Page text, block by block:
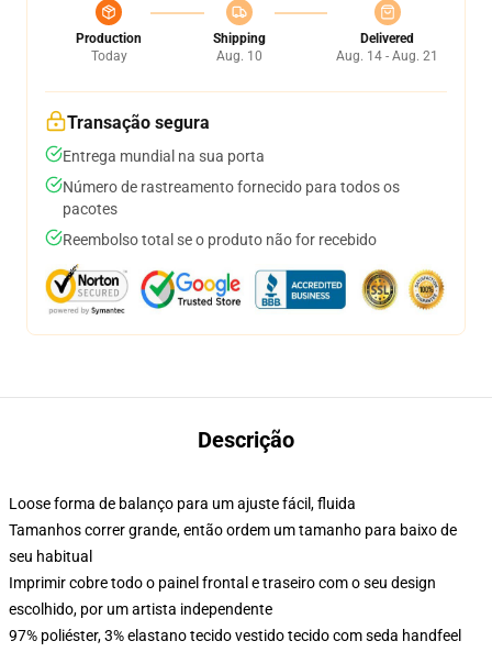
Production
Today
Shipping
Aug. 10
Delivered
Aug. 14 - Aug. 21
Transação segura
Entrega mundial na sua porta
Número de rastreamento fornecido para todos os
pacotes
Reembolso total se o produto não for recebido
Descrição
Loose forma de balanço para um ajuste fácil, fluida
Tamanhos correr grande, então ordem um tamanho para baixo de
seu habitual
Imprimir cobre todo o painel frontal e traseiro com o seu design
escolhido, por um artista independente
97% poliéster, 3% elastano tecido vestido tecido com seda handfeel